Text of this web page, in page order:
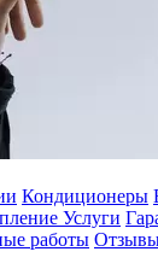
Кондиционеры
Услуги
работы